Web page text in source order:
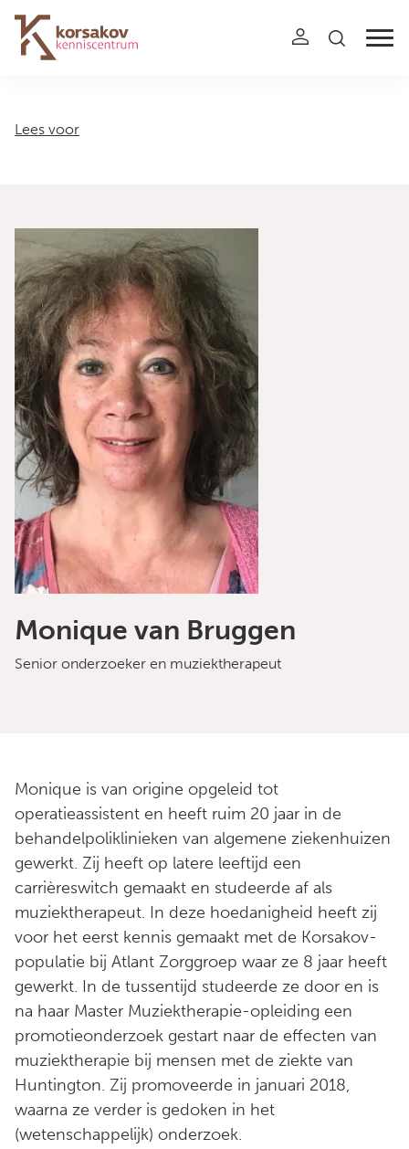
Navigation
Lees voor
Monique van Bruggen
Senior onderzoeker en muziektherapeut
Monique is van origine opgeleid tot
operatieassistent en heeft ruim 20 jaar in de
behandelpoliklinieken van algemene ziekenhuizen
gewerkt. Zij heeft op latere leeftijd een
carrièreswitch gemaakt en studeerde af als
muziektherapeut. In deze hoedanigheid heeft zij
voor het eerst kennis gemaakt met de Korsakov-
populatie bij Atlant Zorggroep waar ze 8 jaar heeft
gewerkt. In de tussentijd studeerde ze door en is
na haar Master Muziektherapie-opleiding een
promotieonderzoek gestart naar de effecten van
muziektherapie bij mensen met de ziekte van
Huntington. Zij promoveerde in januari 2018,
waarna ze verder is gedoken in het
(wetenschappelijk) onderzoek.